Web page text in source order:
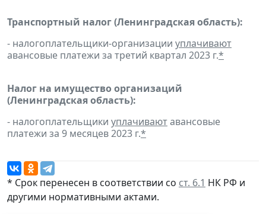
Транспортный налог (Ленинградская область):
- налогоплательщики-организации уплачивают
авансовые платежи за третий квартал 2023 г.*
Налог на имущество организаций
(Ленинградская область):
- налогоплательщики уплачиваютавансовые
платежи за 9 месяцев 2023 г.*
* Срок перенесен в соответствии со ст. 6.1 НК РФ и
другими нормативными актами.